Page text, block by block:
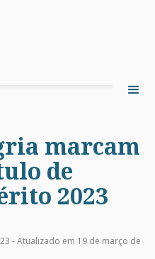
marcam
de
2023
-Atualizado em 19 de março de